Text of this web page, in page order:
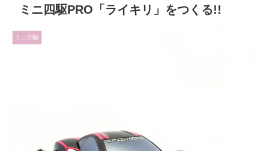
ミニ四駆PRO「ライキリ」をつくる!!
ミニ四駆